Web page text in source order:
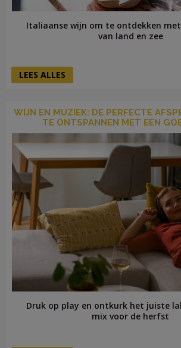
Italiaanse wijn om te ontdekken
van land en zee
LEES ALLES
WIJN EN MUZIEK: DE PERFECTE
TE ONTSPANNEN MET EEN
Druk op play en ontkurk het juiste
mix voor de herfst